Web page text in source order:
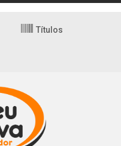
Títulos